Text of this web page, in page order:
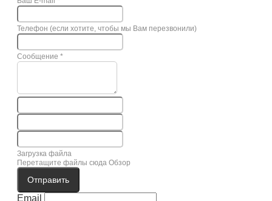
Телефон (если хотите, чтобы мы Вам перезвонили)
Сообщение *
Загрузка файла
Перетащите файлы сюда Обзор
Отправить
Email